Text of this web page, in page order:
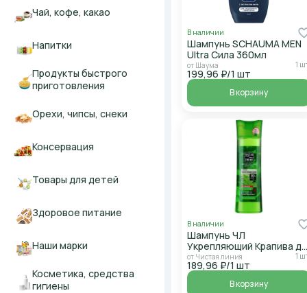
Чай, кофе, какао
Напитки
Продукты быстрого
приготовления
Орехи, чипсы, снеки
Консервация
Товары для детей
Здоровое питание
Наши марки
Косметика, средства
гигиены
В наличии
Шампунь SCHAUMA MEN
Ultra Сила 360мл
от Шаума 1
199,96 ₽/1 шт
В корзину
В наличии
Шампунь ЧЛ
Укрепляющий Крапива д/
всех типов волос 400мл
от Чистая линия 1
189,96 ₽/1 шт
В корзину